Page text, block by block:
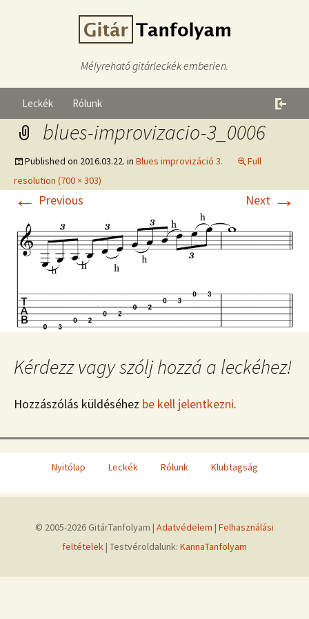
Mélyreható gitárleckék emberien.
Leckék Rólunk
blues-improvizacio-3_0006
Published on 2016.03.22. in Blues improvizáció 3.
Full
resolution (700 × 303)
← Previous Next →
Kérdezz vagy szólj hozzá a leckéhez!
Hozzászólás küldéséhez be kell jelentkezni.
Nyitólap Leckék Rólunk Klubtagság
© 2005-2026 GitárTanfolyam | Adatvédelem | Felhasználási
feltételek | Testvéroldalunk: KannaTanfolyam